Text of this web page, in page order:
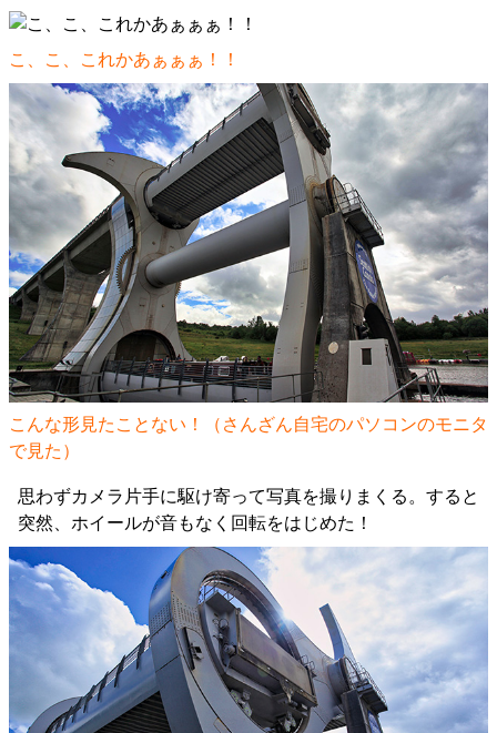
こ、こ、これかあぁぁぁ！！
こんな形見たことない！（さんざん自宅のパソコンのモニタ
で見た）
思わずカメラ片手に駆け寄って写真を撮りまくる。すると
突然、ホイールが音もなく回転をはじめた！